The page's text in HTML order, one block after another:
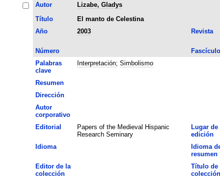
Autor
Lizabe, Gladys
Título
El manto de Celestina
Año
2003 Revista
Número
Fascículo
Palabras
clave
Interpretación; Simbolismo
Resumen
Dirección
Autor
corporativo
Editorial
Papers of the Medieval Hispanic
Research Seminary
Lugar de
edición
Idioma
Idioma
resumen
Editor de la
colección
Título de
colección